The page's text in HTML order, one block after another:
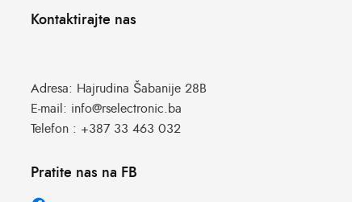
Kontaktirajte nas
Adresa: Hajrudina Šabanije 28B
E-mail: info@rselectronic.ba
Telefon : +387 33 463 032
Pratite nas na FB